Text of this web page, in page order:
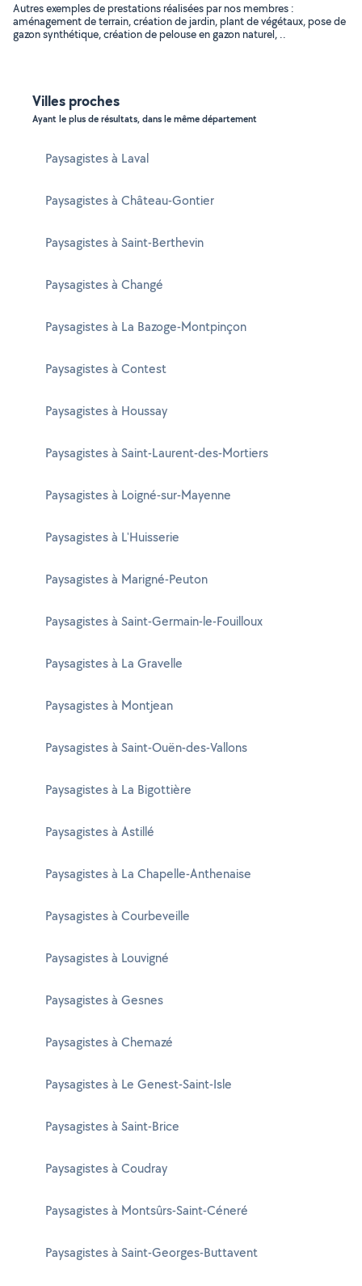
Autres exemples de prestations réalisées par nos membres :
aménagement de terrain, création de jardin, plant de végétaux, pose de
gazon synthétique, création de pelouse en gazon naturel, ..
Villes proches
Ayant le plus de résultats, dans le même département
Paysagistes à Laval
Paysagistes à Château-Gontier
Paysagistes à Saint-Berthevin
Paysagistes à Changé
Paysagistes à La Bazoge-Montpinçon
Paysagistes à Contest
Paysagistes à Houssay
Paysagistes à Saint-Laurent-des-Mortiers
Paysagistes à Loigné-sur-Mayenne
Paysagistes à L'Huisserie
Paysagistes à Marigné-Peuton
Paysagistes à Saint-Germain-le-Fouilloux
Paysagistes à La Gravelle
Paysagistes à Montjean
Paysagistes à Saint-Ouën-des-Vallons
Paysagistes à La Bigottière
Paysagistes à Astillé
Paysagistes à La Chapelle-Anthenaise
Paysagistes à Courbeveille
Paysagistes à Louvigné
Paysagistes à Gesnes
Paysagistes à Chemazé
Paysagistes à Le Genest-Saint-Isle
Paysagistes à Saint-Brice
Paysagistes à Coudray
Paysagistes à Montsûrs-Saint-Céneré
Paysagistes à Saint-Georges-Buttavent